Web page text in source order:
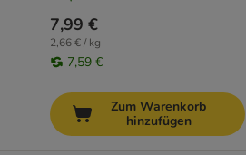
7,99 €
2,66 € / kg
7,59 €
Zum Warenkorb
hinzufügen